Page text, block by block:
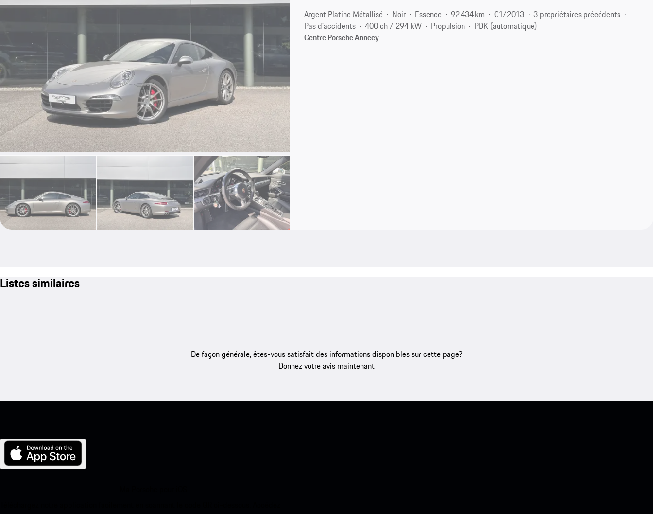
Argent Platine Métallisé Noir Essence 92 434 km 01/2013
3 propriétaires précédents
Pas d'accidents
400 ch / 294 kW Propulsion
PDK (automatique)
Centre Porsche Annecy
Listes similaires
De façon générale, êtes-vous satisfait des informations disponibles sur cette page?
Donnez votre avis maintenant